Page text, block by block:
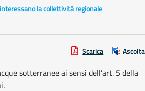
la collettività regionale
Scarica Ascolta
sotterranee ai sensi dell’art. 5 della